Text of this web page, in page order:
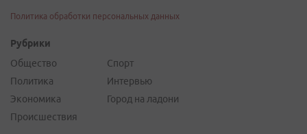
Политика обработки персональных данных
Рубрики
Общество
Политика
Экономика
Происшествия
Спорт
Интервью
Город на ладони